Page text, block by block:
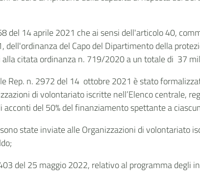
del 14 aprile 2021 che ai sensi dell'articolo 40,
del Capo del Dipartimento della
citata ordinanza n. 719/2020 a un totale di 37
Rep. n. 2972 del 14 ottobre 2021 è stato
di volontariato iscritte nell’Elenco centrale,
del 50% del finanziamento spettante a
state inviate alle Organizzazioni di volontariato
del 25 maggio 2022, relativo al programma degli